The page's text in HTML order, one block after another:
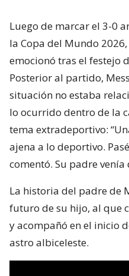
Luego de marcar el 3-0
la Copa del Mundo
emocionó tras el festejo
Posterior al partido,
situación no estaba
lo ocurrido dentro de la
tema extradeportivo:
ajena a lo deportivo.
comentó. Su padre
La historia del padre de
futuro de su hijo, al que
y acompañó en el inicio
astro albiceleste.